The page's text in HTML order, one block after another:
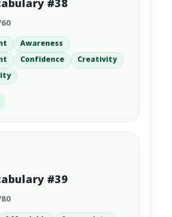
#38
Awareness
Confidence
Creativity
#39